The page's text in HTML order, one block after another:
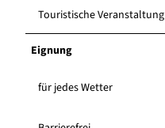
Touristische Veranstaltung
Eignung
für jedes Wetter